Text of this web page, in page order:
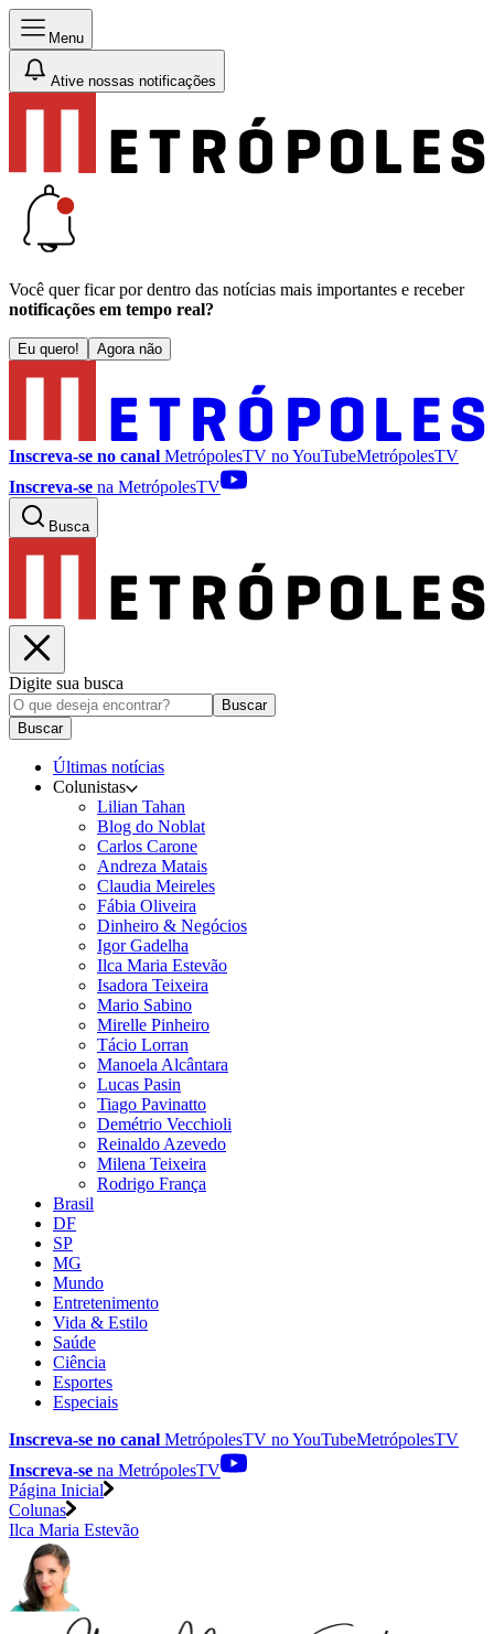
Menu
Ative nossas notificações
Você quer ficar por dentro das notícias mais importantes e receber
notificações em tempo real?
Eu quero! Agora não
Inscreva-se no canal MetrópolesTV noYouTubeMetrópolesTV
Inscreva-se na MetrópolesTV
Busca
Digite sua busca
Buscar
Buscar
Últimas notícias
Colunistas
Lilian Tahan
Blog do Noblat
Carlos Carone
Andreza Matais
Claudia Meireles
Fábia Oliveira
Dinheiro & Negócios
Igor Gadelha
Ilca Maria Estevão
Isadora Teixeira
Mario Sabino
Mirelle Pinheiro
Tácio Lorran
Manoela Alcântara
Lucas Pasin
Tiago Pavinatto
Demétrio Vecchioli
Reinaldo Azevedo
Milena Teixeira
Rodrigo França
Brasil
DF
SP
MG
Mundo
Entretenimento
Vida & Estilo
Saúde
Ciência
Esportes
Especiais
Inscreva-se no canal MetrópolesTV noYouTubeMetrópolesTV
Inscreva-se na MetrópolesTV
Página Inicial
Colunas
Ilca Maria Estevão